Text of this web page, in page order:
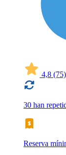
4,8 (75)
30 han
Reserva